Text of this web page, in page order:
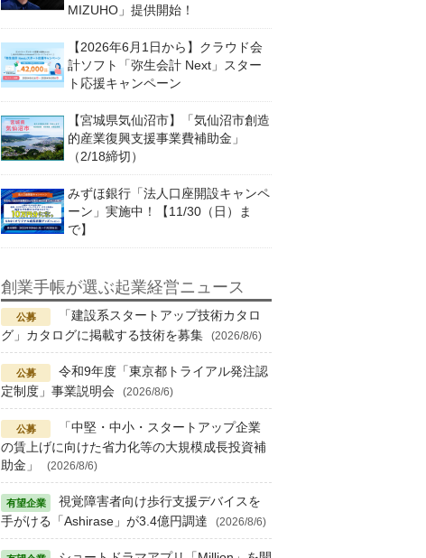
MIZUHO」提供開始！
【2026年6月1日から】クラウド会
計ソフト「弥生会計 Next」スター
ト応援キャンペーン
【宮城県気仙沼市】「気仙沼市創造
的産業復興支援事業費補助金」
（2/18締切）
みずほ銀行「法人口座開設キャンペ
ーン」実施中！【11/30（日）ま
で】
創業手帳が選ぶ起業経営ニュース
「建設系スタートアップ技術カタロ
グ」カタログに掲載する技術を募集
(2026/8/6)
令和9年度「東京都トライアル発注認
定制度」事業説明会
(2026/8/6)
「中堅・中小・スタートアップ企業
の賃上げに向けた省力化等の大規模成長投資補
助金」
(2026/8/6)
視覚障害者向け歩行支援デバイスを
手がける「Ashirase」が3.4億円調達
(2026/8/6)